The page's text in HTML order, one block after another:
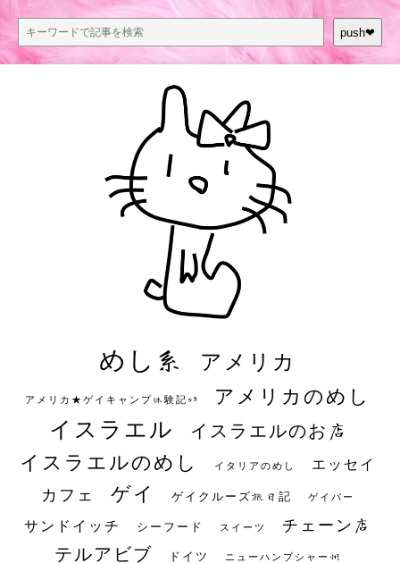
push❤︎
めし系 アメリカ
アメリカ★ゲイキャンプ体験記S3 アメリカのめし
イスラエル イスラエルのお店
イスラエルのめし イタリアのめし エッセイ
カフェ ゲイ ゲイクルーズ旅日記 ゲイバー
サンドイッチ シーフード スイーツ チェーン店
テルアビブ ドイツ ニューハンプシャー州